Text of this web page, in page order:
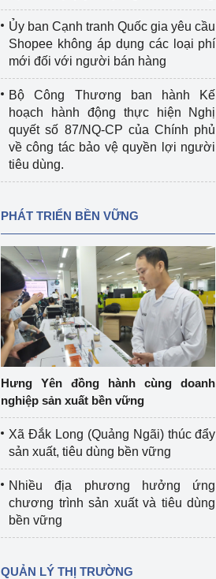
Ủy ban Cạnh tranh Quốc gia yêu cầu
Shopee không áp dụng các loại phí
mới đối với người bán hàng
Bộ Công Thương ban hành Kế
hoạch hành động thực hiện Nghị
quyết số 87/NQ-CP của Chính phủ
về công tác bảo vệ quyền lợi người
tiêu dùng.
PHÁT TRIỂN BỀN VỮNG
Hưng Yên đồng hành cùng doanh
nghiệp sản xuất bền vững
Xã Đắk Long (Quảng Ngãi) thúc đẩy
sản xuất, tiêu dùng bền vững
Nhiều địa phương hưởng ứng
chương trình sản xuất và tiêu dùng
bền vững
QUẢN LÝ THỊ TRƯỜNG